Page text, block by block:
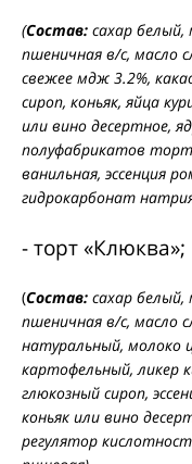
(Состав: сахар белый,
пшеничная в/с, масло
свежее мдж 3.2%,
сироп, коньяк, яйца
или вино десертное,
полуфабрикатов
ванильная, эссенция
гидрокарбонат
- торт «Клюква»;
(Состав: сахар
пшеничная в/с, масло
натуральный, молоко
картофельный, ликер
глюкозный сироп,
коньяк или вино
регулятор